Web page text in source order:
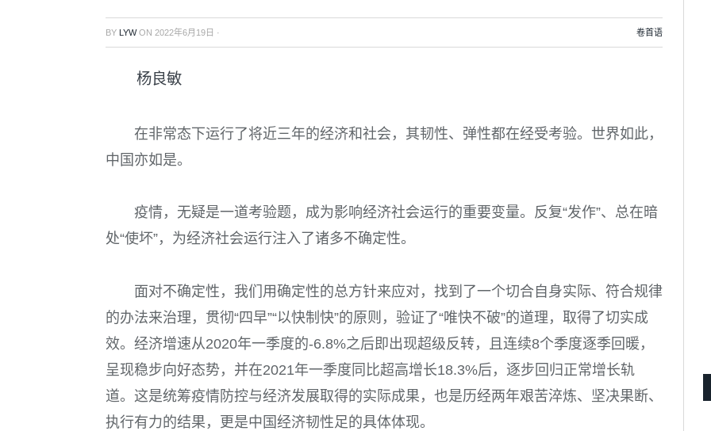
BY LYWON 2022年6月19日 · 卷首语
杨良敏
在非常态下运行了将近三年的经济和社会，其韧性、弹性都在经受考验。世界如此，
中国亦如是。
疫情，无疑是一道考验题，成为影响经济社会运行的重要变量。反复“发作”、总在暗
处“使坏”，为经济社会运行注入了诸多不确定性。
面对不确定性，我们用确定性的总方针来应对，找到了一个切合自身实际、符合规律
的办法来治理，贯彻“四早”“以快制快”的原则，验证了“唯快不破”的道理，取得了切实成
效。经济增速从2020年一季度的-6.8%之后即出现超级反转，且连续8个季度逐季回暖，
呈现稳步向好态势，并在2021年一季度同比超高增长18.3%后，逐步回归正常增长轨
道。这是统筹疫情防控与经济发展取得的实际成果，也是历经两年艰苦淬炼、坚决果断、
执行有力的结果，更是中国经济韧性足的具体体现。